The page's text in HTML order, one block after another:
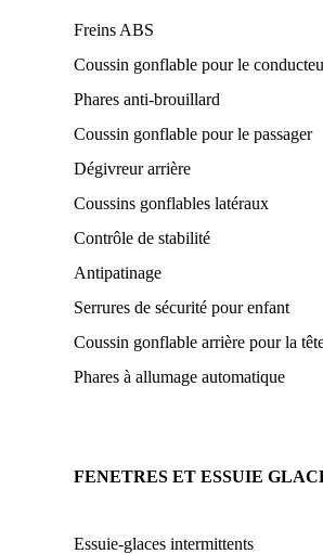
Freins ABS
Coussin gonflable pour le
Phares anti-brouillard
Coussin gonflable pour le passager
Dégivreur arrière
Coussins gonflables latéraux
Contrôle de stabilité
Antipatinage
Serrures de sécurité pour enfant
Coussin gonflable arrière pour la
Phares à allumage automatique
FENETRES ET ESSUIE
Essuie-glaces intermittents